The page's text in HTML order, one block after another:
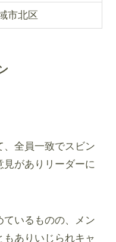
市北区
、全員一致でスビン
見がありリーダーに
ているものの、メン
ありいじられキャ